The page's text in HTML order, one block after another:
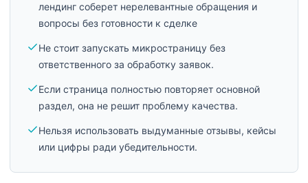
лендинг соберет нерелевантные обращения и
вопросы без готовности к сделке
Не стоит запускать микространицу без
ответственного за обработку заявок.
Если страница полностью повторяет основной
раздел, она не решит проблему качества.
Нельзя использовать выдуманные отзывы, кейсы
или цифры ради убедительности.